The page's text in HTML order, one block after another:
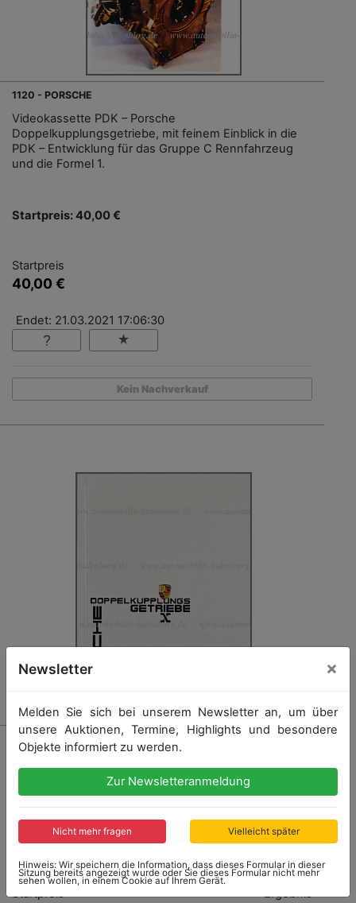
1120 - PORSCHE
Videokassette PDK – Porsche
Doppelkupplungsgetriebe, mit feinem Einblick in die
PDK – Entwicklung für das Gruppe C Rennfahrzeug
und die Formel 1.
Startpreis: 40,00 €
Startpreis
40,00 €
Endet: 21.03.2021 17:06:30
Kein Nachverkauf
1121 - PORSCHE
zusammengestellt von einem Mitentwickler aus dem
Werk.
Startpreis: 40,00 €
Startpreis Ergebnis
Newsletter ×
Melden Sie sich bei unserem Newsletter an, um über
unsere Auktionen, Termine, Highlights und besondere
Objekte informiert zu werden.
Zur Newsletteranmeldung
Nicht mehr fragen Vielleicht später
Hinweis: Wir speichern die Information, dass dieses Formular in dieser
Sitzung bereits angezeigt wurde oder Sie dieses Formular nicht mehr
sehen wollen, in einem Cookie auf Ihrem Gerät.